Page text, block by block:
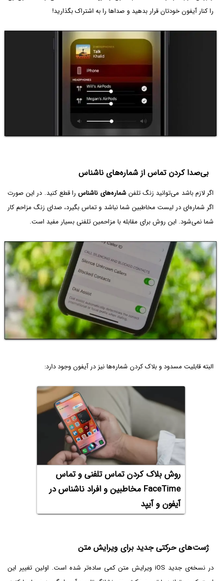
را کنار آیفون خودتان قرار بدهید و صداها را به اشتراک بگذارید!
بی‌صدا کردن تماس از شماره‌های ناشناس
اگر لازم باشد می‌توانید زنگ تلفنشماره‌های ناشناسرا قطع کنید. در این صورت
اگر شماره‌ای در لیست مخاطبین شما نباشد و تماس بگیرد، صدای زنگ مزاحم کار
شما نمی‌شود. این روش برای مقابله با مزاحمین تلفنی بسیار مفید است.
البته قابلیت مسدود و بلاک کردن شماره‌ها نیز در آیفون وجود دارد:
روش بلاک کردن تماس تلفنی و تماس
FaceTime مخاطبین و افراد ناشناس در
آیفون و آیپد
ژست‌های حرکتی جدید برای ویرایش متن
در نسخه‌ی جدید iOS ویرایش متن کمی ساده‌تر شده است. اولین تغییر این